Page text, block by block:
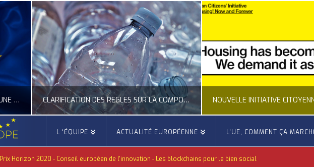
LA COMMISSION EUROPÉENNE INFLIGE UNE AMENDE RECORD À GOOGLE CLARIFICATION DES RÈGLES SUR LA COMPOSITION DES BOUTEILLES PLASTIQUES
L ‘ÉQUIPE ACTUALITÉ EUROPÉENNE L’UE, COMMENT ÇA
Prix Horizon 2020 - Conseil européen de l'innovation - Les blockchains pour le bien social